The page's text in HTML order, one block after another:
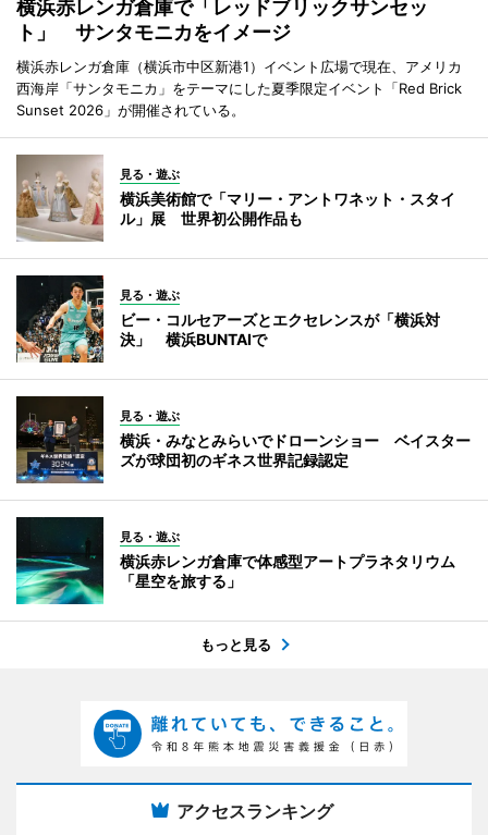
横浜赤レンガ倉庫で「レッドブリックサンセッ
ト」 サンタモニカをイメージ
横浜赤レンガ倉庫（横浜市中区新港1）イベント広場で現在、アメリカ
西海岸「サンタモニカ」をテーマにした夏季限定イベント「Red Brick
Sunset 2026」が開催されている。
見る・遊ぶ
横浜美術館で「マリー・アントワネット・スタイ
ル」展 世界初公開作品も
見る・遊ぶ
ビー・コルセアーズとエクセレンスが「横浜対
決」 横浜BUNTAIで
見る・遊ぶ
横浜・みなとみらいでドローンショー ベイスター
ズが球団初のギネス世界記録認定
見る・遊ぶ
横浜赤レンガ倉庫で体感型アートプラネタリウム
「星空を旅する」
もっと見る
アクセスランキング